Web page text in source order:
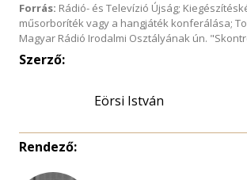
Forrás: Rádió- és Televízió Újság;
műsorboríték vagy a hangjáték konferálása;
Magyar Rádió Irodalmi Osztályának ún.
Szerző:
Eörsi István
Rendező: